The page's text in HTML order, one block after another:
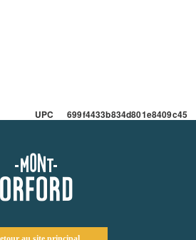
UPC 699f4433b834d801e8409c45